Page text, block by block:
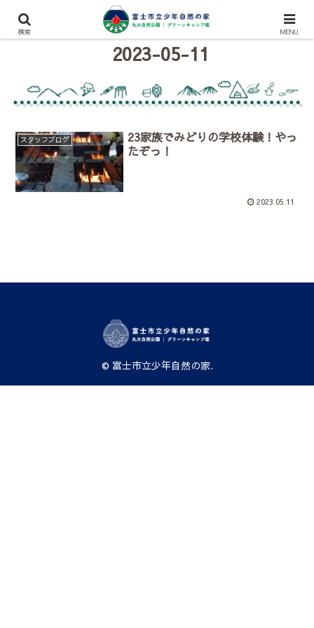
2023-05-11
スタッフブログ
23家族でみどりの学校体験！やっ
たぞっ！
2023.05.11
© 富士市立少年自然の家.
検索 MENU